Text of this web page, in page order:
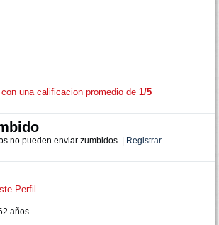
una calificacion promedio de 1/5
no pueden enviar zumbidos. | Registrar
Perfil
años